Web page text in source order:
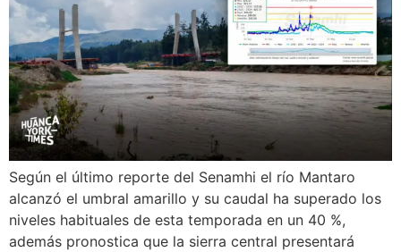
Según el último reporte del Senamhi el río Mantaro
alcanzó el umbral amarillo y su caudal ha superado los
niveles habituales de esta temporada en un 40 %,
además pronostica que la sierra central presentará